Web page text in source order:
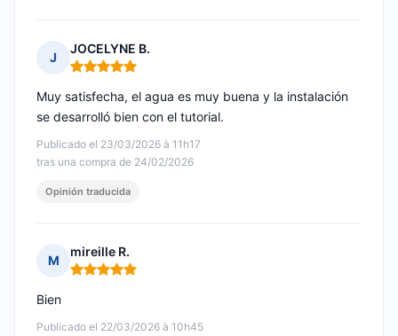
J
JOCELYNE B.
Nota: 5 de 5
Publicado el 23/03/2026 à 11h17
tras una compra de 24/02/2026
Muy satisfecha, el agua es muy buena y la instalación
se desarrolló bien con el tutorial.
Opinión traducida
M
mireille R.
Nota: 5 de 5
Publicado el 22/03/2026 à 10h45
Bien